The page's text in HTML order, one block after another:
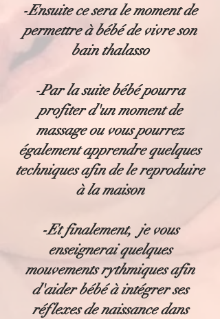
-Ensuite ce sera le moment de
permettre à bébé de vivre son
bain thalasso
-Par la suite bébé pourra
profiter d'un moment de
massage ou vous pourrez
également apprendre quelques
techniques afin de le reproduire
à la maison
-Et finalement, je vous
enseignerai quelques
mouvements rythmiques afin
d'aider bébé à intégrer ses
réflexes de naissance dans